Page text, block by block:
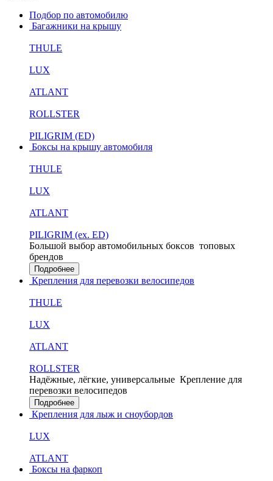
Подбор по автомобилю
Багажники на крышу
THULE
LUX
ATLANT
ROLLSTER
PILIGRIM (ED)
Боксы на крышу автомобиля
THULE
LUX
ATLANT
PILIGRIM (ex. ED)
Большой выбор автомобильных боксов топовых
брендов
Подробнее
Крепления для перевозки велосипедов
THULE
LUX
ATLANT
ROLLSTER
Надёжные, лёгкие, универсальные Крепление для
перевозки велосипедов
Подробнее
Крепления для лыж и сноубордов
LUX
ATLANT
Боксы на фаркоп